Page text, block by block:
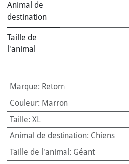
Animal de
destination
Taille de
l'animal
Marque: Retorn
Couleur: Marron
Taille: XL
Animal de destination: Chiens
Taille de l'animal : Géant